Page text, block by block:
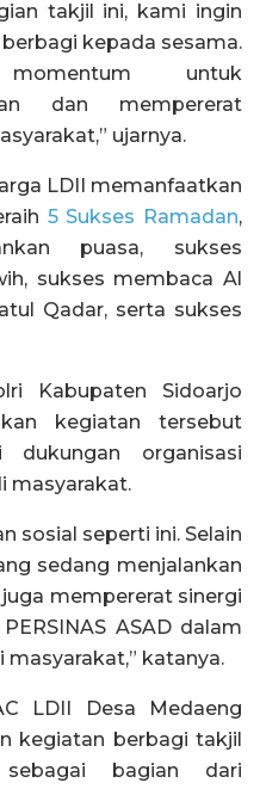
takjil ini, kami ingin
kepada sesama.
untuk
dan mempererat
ujarnya.
LDII memanfaatkan
5 Sukses Ramadan,
puasa, sukses
sukses membaca Al
Qadar, serta sukses
Kabupaten Sidoarjo
kegiatan tersebut
organisasi
masyarakat.
sosial seperti ini. Selain
sedang menjalankan
mempererat sinergi
ASAD dalam
katanya.
LDII Desa Medaeng
kegiatan berbagi takjil
sebagai bagian dari